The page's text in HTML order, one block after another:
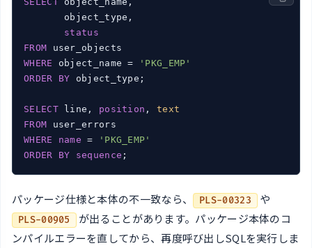
       object_type,
status
FROM
WHERE object_name =
'PKG_EMP'
ORDER
BY object_type;
SELECT line, position , text
FROM
WHERE
name =
'PKG_EMP'
ORDER
BY sequence ;
パッケージ仕様と本体の不一致なら、 PLS-00323 や
PLS-00905
が出ることがあります。パッケージ本体のコ
ンパイルエラーを直してから、再度呼び出しSQLを実行しま